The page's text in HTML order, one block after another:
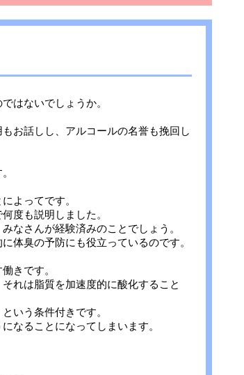
はないでしょうか。
お話しし、アルコールの名誉も挽回し
よってです。
度も説明しました。
なさんが経験済みのことでしょう。
体臭の予防にも役立っているのです。
きです。
れは脂質を加速度的に酸化すること
いう条件付きです。
なることになってしまいます。